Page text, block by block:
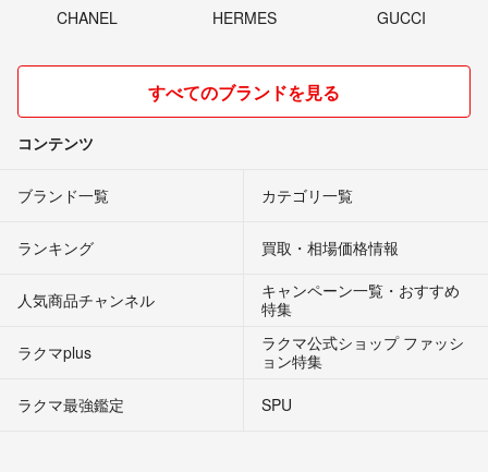
CHANEL HERMES GUCCI
すべてのブランドを見る
コンテンツ
ブランド一覧 カテゴリ一覧
ランキング 買取・相場価格情報
人気商品チャンネル
キャンペーン一覧・おすすめ
特集
ラクマplus
ラクマ公式ショップ ファッシ
ョン特集
ラクマ最強鑑定
SPU